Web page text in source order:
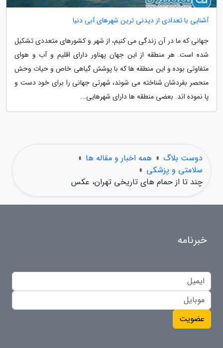
آشنایی با تعدادی از دیدنی ترین شهرهای آبی دنیا
جهانی که ما در آن زندگی می کنیم، از شهر و کشورهای متعددی تشکیل
شده است. هر منطقه از این جهان پهناور دارای اقلیم و آب و هوای
متفاوتی بوده و این منطقه ها که با پوشش گیاهی خاص و حیات وحش
منحصر بفردشان شناخته می شوند، شهرتی جهانی را برای خود دست و
پا نموده اند. بعضی منطقه ها دارای شهرهایی...
دوست بلاگ » همه اخبار و مقاله ها »
سلامتی و پزشکی »
چند تا از حمام های تاریخی تهران، عکس
خبرنامه
عضویت